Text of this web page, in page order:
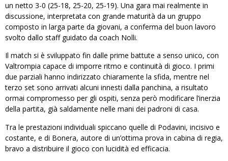
un netto 3-0 (25-18, 25-20, 25-19). Una gara mai realmente in
discussione, interpretata con grande maturità da un gruppo
composto in larga parte da giovani, a conferma del buon lavoro
svolto dallo staff guidato da coach Nolli.
Il match si è sviluppato fin dalle prime battute a senso unico, con
Valtrompia capace di imporre ritmo e continuità di gioco. I primi
due parziali hanno indirizzato chiaramente la sfida, mentre nel
terzo set sono arrivati alcuni innesti dalla panchina, a risultato
ormai compromesso per gli ospiti, senza però modificare l’inerzia
della partita, già saldamente nelle mani dei padroni di casa.
Tra le prestazioni individuali spiccano quelle di Podavini, incisivo e
costante, e di Bonera, autore di un’ottima prova in cabina di regia,
bravo a distribuire il gioco con lucidità ed efficacia.